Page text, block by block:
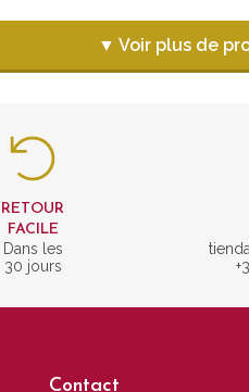
▼ Voir plus de
RETOUR
FACILE
Dans les
30 jours
Contact